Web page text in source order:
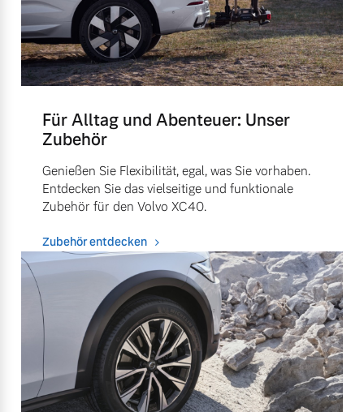
Für Alltag und Abenteuer: Unser
Zubehör
Genießen Sie Flexibilität, egal, was Sie vorhaben.
Entdecken Sie das vielseitige und funktionale
Zubehör für den Volvo XC40.
Zubehör entdecken